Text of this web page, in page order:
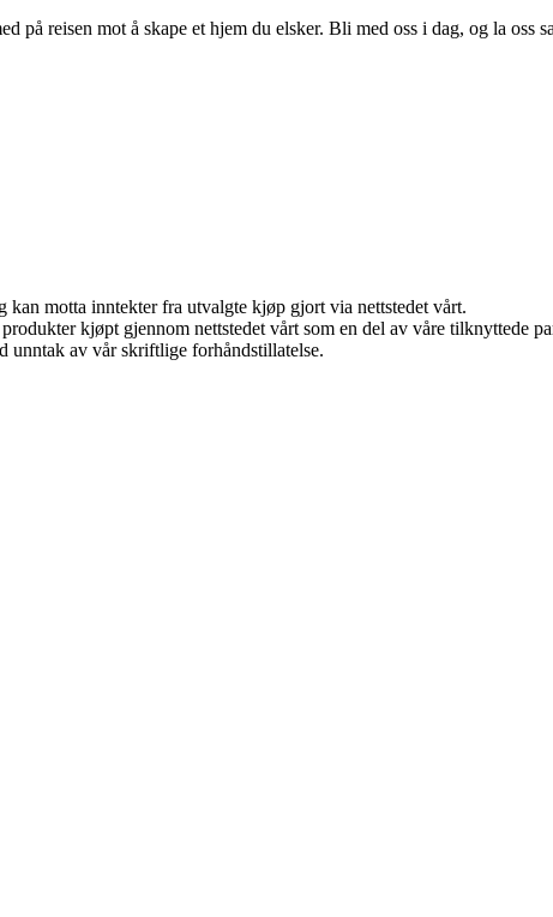
på reisen mot å skape et hjem du elsker. Bli med oss i dag, og la
motta inntekter fra utvalgte kjøp gjort via nettstedet vårt.
kjøpt gjennom nettstedet vårt som en del av våre tilknyttede
unntak av vår skriftlige forhåndstillatelse.